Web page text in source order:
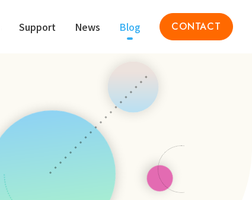
Support News Blog CONTACT